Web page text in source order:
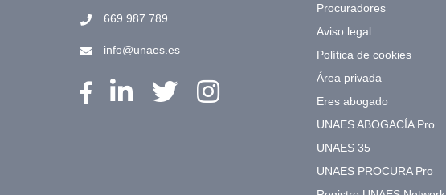
669 987 789
info@unaes.es
Procuradores
Aviso legal
Política de cookies
Área privada
Eres abogado
UNAES ABOGACÍA Pro
UNAES 35
UNAES PROCURA Pro